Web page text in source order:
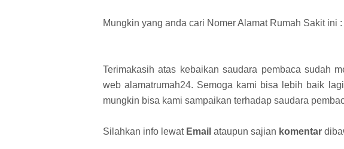
Mungkin yang anda cari Nomer Alamat Rumah Sakit ini :
Terimakasih atas kebaikan saudara pembaca sudah
web alamatrumah24. Semoga kami bisa lebih baik
mungkin bisa kami sampaikan terhadap saudara
Silahkan info lewat Email ataupun sajian komentar